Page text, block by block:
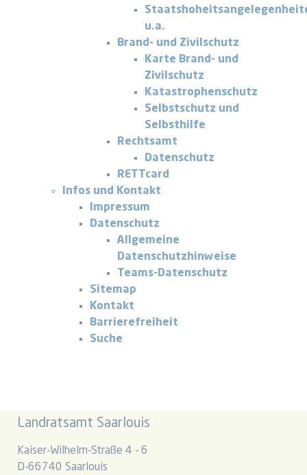
u.a.
Brand- und Zivilschutz
Karte Brand- und
Zivilschutz
Katastrophenschutz
Selbstschutz und
Selbsthilfe
Rechtsamt
Datenschutz
RETTcard
Infos und Kontakt
Impressum
Datenschutz
Allgemeine
Datenschutzhinweise
Teams-Datenschutz
Sitemap
Kontakt
Barrierefreiheit
Suche
Landratsamt Saarlouis
Kaiser-Wilhelm-Straße 4 - 6
D-66740 Saarlouis